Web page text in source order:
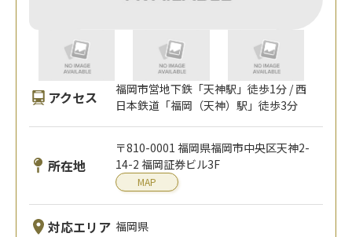
アクセス
福岡市営地下鉄「天神駅」徒歩1分 / 西
日本鉄道「福岡（天神）駅」徒歩3分
所在地
〒810-0001 福岡県福岡市中央区天神2-
14-2 福岡証券ビル3F
MAP
対応エリア 福岡県